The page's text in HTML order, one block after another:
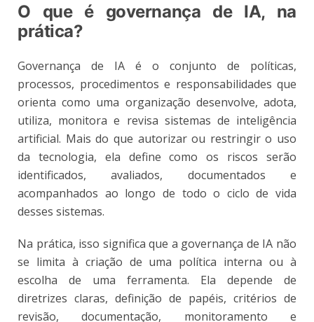
O que é governança de IA, na
prática?
Governança de IA é o conjunto de políticas,
processos, procedimentos e responsabilidades que
orienta como uma organização desenvolve, adota,
utiliza, monitora e revisa sistemas de inteligência
artificial. Mais do que autorizar ou restringir o uso
da tecnologia, ela define como os riscos serão
identificados, avaliados, documentados e
acompanhados ao longo de todo o ciclo de vida
desses sistemas.
Na prática, isso significa que a governança de IA não
se limita à criação de uma política interna ou à
escolha de uma ferramenta. Ela depende de
diretrizes claras, definição de papéis, critérios de
revisão, documentação, monitoramento e